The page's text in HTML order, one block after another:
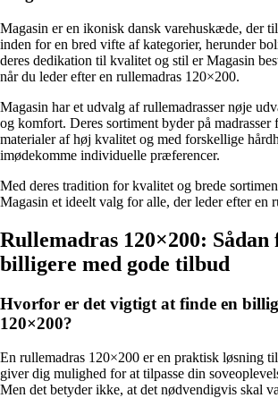
Magasin er en ikonisk dansk varehuskæde, der
inden for en bred vifte af kategorier, herunder
deres dedikation til kvalitet og stil er Magasin
når du leder efter en rullemadras 120×200.
Magasin har et udvalg af rullemadrasser nøje
og komfort. Deres sortiment byder på madrasser
materialer af høj kvalitet og med forskellige
imødekomme individuelle præferencer.
Med deres tradition for kvalitet og brede
Magasin et ideelt valg for alle, der leder efter en
Rullemadras 120×200: Sådan
billigere med gode tilbud
Hvorfor er det vigtigt at finde en
120×200?
En rullemadras 120×200 er en praktisk løsning
giver dig mulighed for at tilpasse din
Men det betyder ikke, at det nødvendigvis skal